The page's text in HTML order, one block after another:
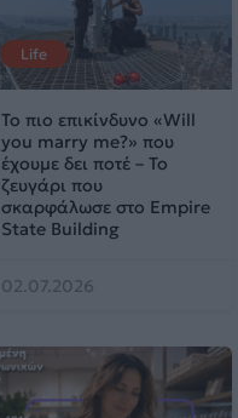
Life
Το πιο επικίνδυνο «Will
you marry me?» που
έχουμε δει ποτέ – Το
ζευγάρι που
σκαρφάλωσε στο Empire
State Building
02.07.2026